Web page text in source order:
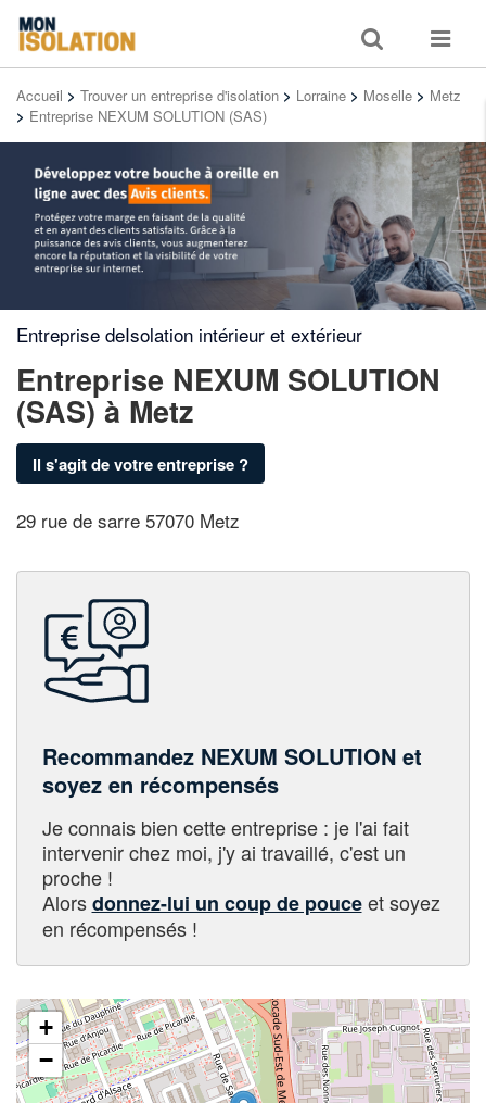
Toggle
search
Toggle
Accueil > Trouver un entreprise d'isolation > Lorraine > Moselle > Metz
> Entreprise NEXUM SOLUTION (SAS)
Entreprise deIsolation intérieur et extérieur
Entreprise NEXUM SOLUTION
(SAS)à Metz
Il s'agit de votre entreprise ?
29 rue de sarre 57070 Metz
Recommandez NEXUM SOLUTION et
soyez en récompensés
Je connais bien cette entreprise : je l'ai fait
intervenir chez moi, j'y ai travaillé, c'est un
proche !
Alorsdonnez-lui un coup de pouceet soyez
en récompensés !
+
−
✕